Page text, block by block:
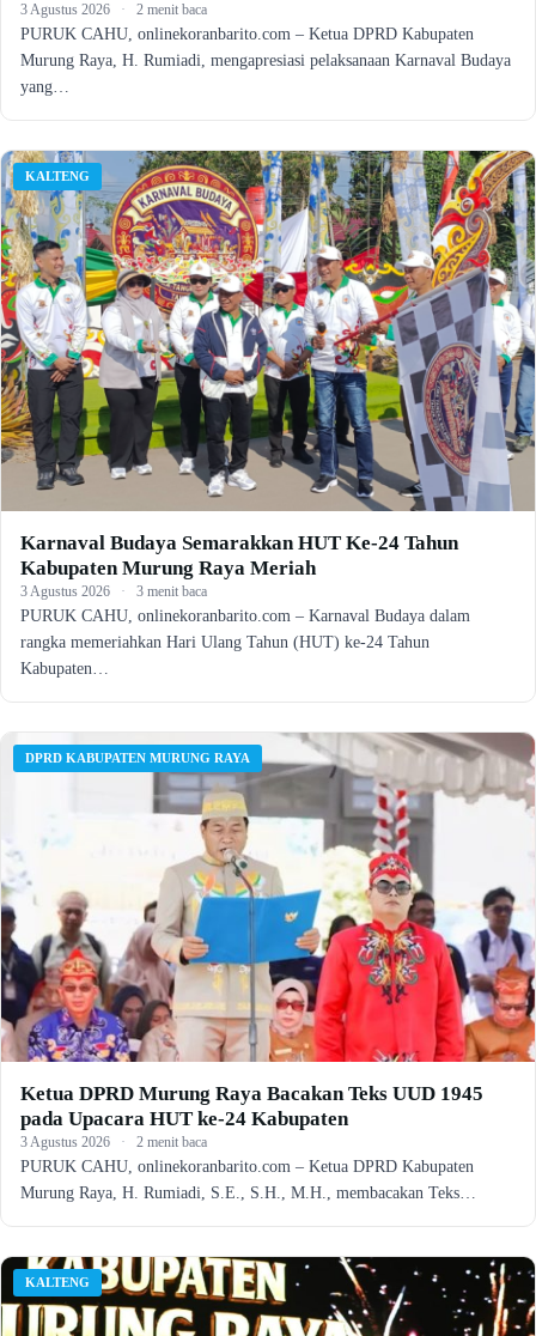
3 Agustus 2026 · 2 menit baca
PURUK CAHU, onlinekoranbarito.com – Ketua DPRD Kabupaten
Murung Raya, H. Rumiadi, mengapresiasi pelaksanaan Karnaval Budaya
yang…
KALTENG
Karnaval Budaya Semarakkan HUT Ke-24 Tahun
Kabupaten Murung Raya Meriah
3 Agustus 2026 · 3 menit baca
PURUK CAHU, onlinekoranbarito.com – Karnaval Budaya dalam
rangka memeriahkan Hari Ulang Tahun (HUT) ke-24 Tahun
Kabupaten…
DPRD KABUPATEN MURUNG RAYA
Ketua DPRD Murung Raya Bacakan Teks UUD 1945
pada Upacara HUT ke-24 Kabupaten
3 Agustus 2026 · 2 menit baca
PURUK CAHU, onlinekoranbarito.com – Ketua DPRD Kabupaten
Murung Raya, H. Rumiadi, S.E., S.H., M.H., membacakan Teks…
KALTENG